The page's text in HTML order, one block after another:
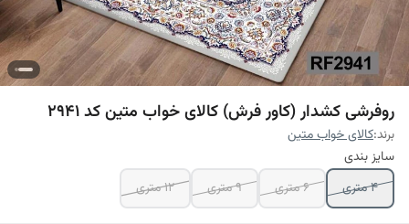
روفرشی کشدار (کاور فرش) کالای خواب متین کد 2941
برند:کالای خواب متین
سایز بندی
4 متری
6 متری 9 متری 12 متری